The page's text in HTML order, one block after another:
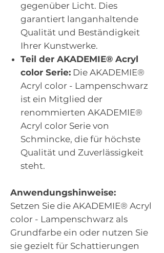
gegenüber Licht. Dies
garantiert langanhaltende
Qualität und Beständigkeit
Ihrer Kunstwerke.
Teil der AKADEMIE® Acryl
color Serie: Die AKADEMIE®
Acryl color - Lampenschwarz
ist ein Mitglied der
renommierten AKADEMIE®
Acryl color Serie von
Schmincke, die für höchste
Qualität und Zuverlässigkeit
steht.
Anwendungshinweise:
Setzen Sie die AKADEMIE® Acryl
color - Lampenschwarz als
Grundfarbe ein oder nutzen Sie
sie gezielt für Schattierungen